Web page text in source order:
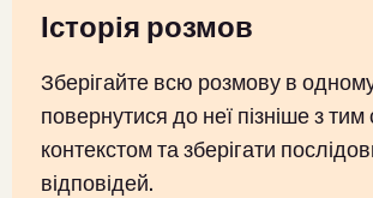
Історія розмов
Зберігайте всю розмову в
повернутися до неї пізніше з
контекстом та зберігати
відповідей.